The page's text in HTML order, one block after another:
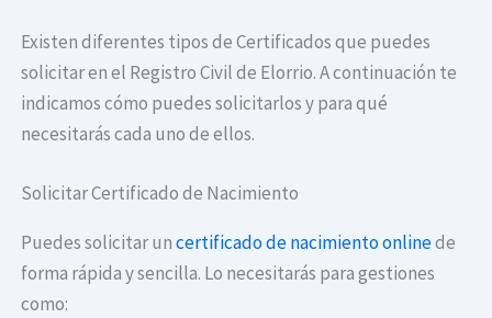
Existen diferentes tipos de Certificados que puedes
solicitar en el Registro Civil de Elorrio. A continuación te
indicamos cómo puedes solicitarlos y para qué
necesitarás cada uno de ellos.
Solicitar Certificado de Nacimiento
Puedes solicitar uncertificado de nacimiento onlinede
forma rápida y sencilla. Lo necesitarás para gestiones
como: